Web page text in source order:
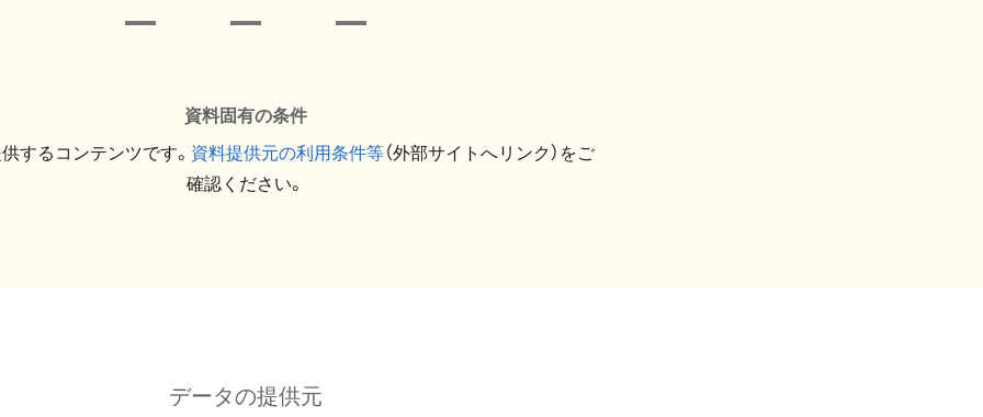
資料固有の条件
するコンテンツです。 資料提供元の利用条件等（外部サイトへリンク）をご
確認ください。
データの提供元